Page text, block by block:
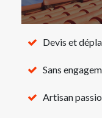
Devis et
Sans
Artisan